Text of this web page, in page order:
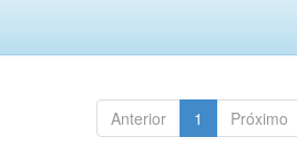
Anterior 1 Próximo